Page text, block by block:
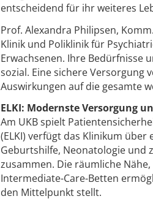
entscheidend für ihr weiteres
Prof. Alexandra Philipsen,
Klinik und Poliklinik für
Erwachsenen. Ihre Bedürfnisse
sozial. Eine sichere Versorgung
Auswirkungen auf die gesamte
ELKI: Modernste Versorgung
Am UKB spielt
(ELKI) verfügt das Klinikum
Geburtshilfe, Neonatologie und
zusammen. Die räumliche
Intermediate-Care-Betten
den Mittelpunkt stellt.